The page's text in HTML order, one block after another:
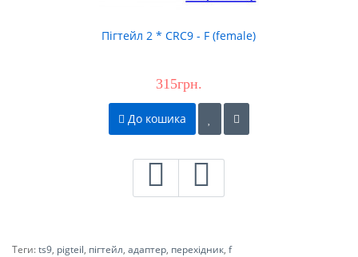
Пігтейл 2 * CRC9 - F (female)
315грн.
До кошика
Теги:ts9, pigteil, пігтейл, адаптер, перехідник, f